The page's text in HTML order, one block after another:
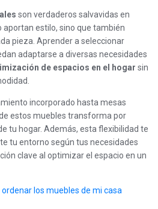
son verdaderos salvavidas en
aportan estilo, sino que también
pieza. Aprender a seleccionar
adaptarse a diversas necesidades
de espacios en el hogar sin
incorporado hasta mesas
estos muebles transforma por
tu hogar. Además, esta flexibilidad te
tu entorno según tus necesidades
clave al optimizar el espacio en un
ordenar los muebles de mi casa